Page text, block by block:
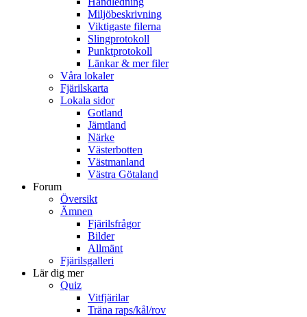
Miljöbeskrivning
Viktigaste filerna
Slingprotokoll
Punktprotokoll
Länkar & mer filer
Våra lokaler
Fjärilskarta
Lokala sidor
Gotland
Jämtland
Närke
Västerbotten
Västmanland
Västra Götaland
Forum
Översikt
Ämnen
Fjärilsfrågor
Bilder
Allmänt
Fjärilsgalleri
Lär dig mer
Quiz
Vitfjärilar
Träna raps/kål/rov